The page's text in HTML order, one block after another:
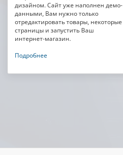
дизайном. Сайт уже наполнен демо-
данными, Вам нужно только
отредактировать товары, некоторые
страницы и запустить Ваш
интернет-магазин.
Подробнее